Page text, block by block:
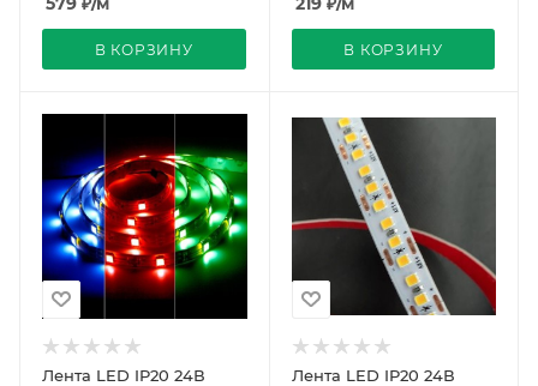
В КОРЗИНУ В КОРЗИНУ
Лента LED IP20 24В
Лента LED IP20 24В